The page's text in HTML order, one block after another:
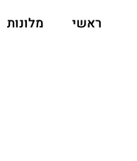
ראשי מלונות